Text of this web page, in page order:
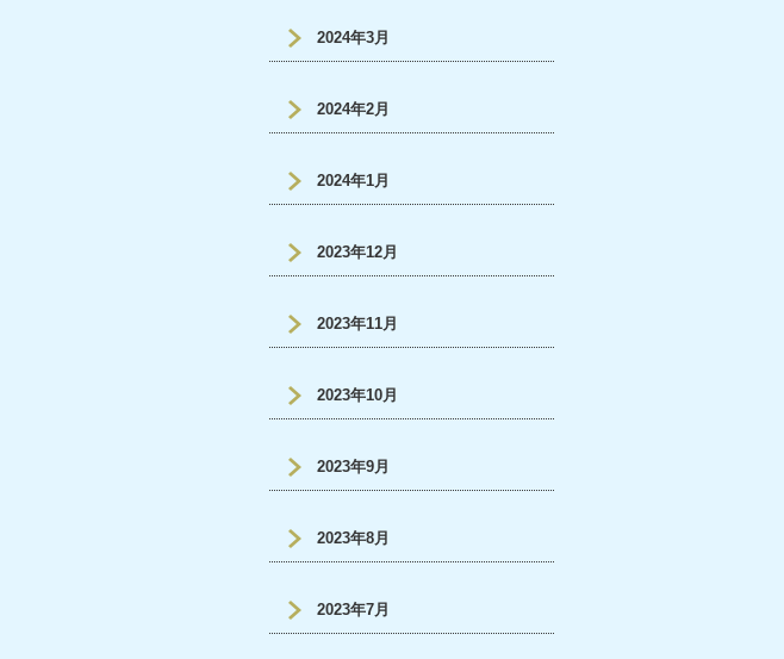
2024年3月
2024年2月
2024年1月
2023年12月
2023年11月
2023年10月
2023年9月
2023年8月
2023年7月